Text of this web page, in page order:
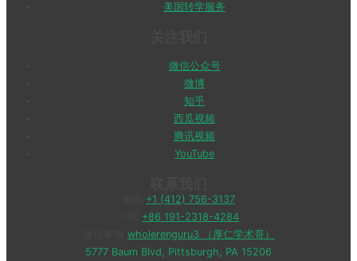
美国转学服务
微信公众号
微博
知乎
西瓜视频
腾讯视频
YouTube
+1 (412) 756-3137
+86 191-2318-4284
wholerenguru3 （厚仁学术哥）
5777 Baum Blvd, Pittsburgh, PA 15206